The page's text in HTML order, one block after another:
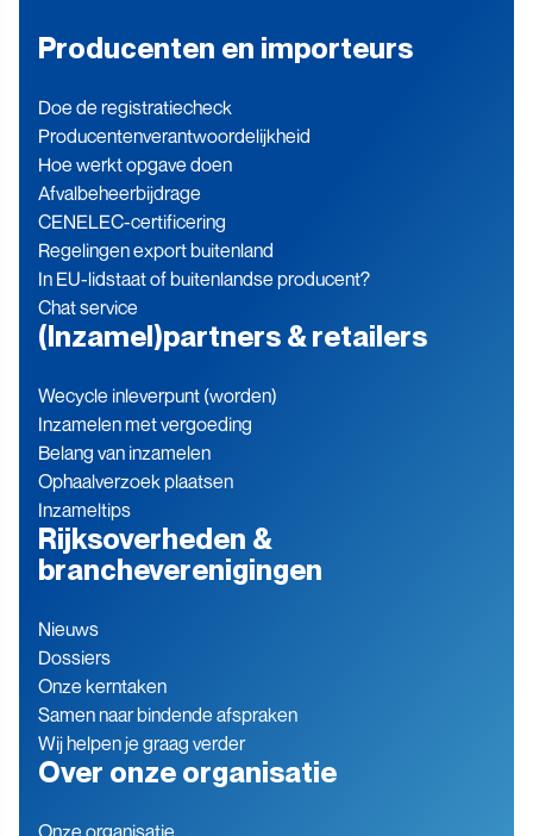
Producenten en importeurs
Doe de registratiecheck
Producenten­verantwoordelijkheid
Hoe werkt opgave doen
Afvalbeheerbijdrage
CENELEC-certificering
Regelingen export buitenland
In EU-lidstaat of buitenlandse producent?
Chat service
(Inzamel)partners & retailers
Wecycle inleverpunt (worden)
Inzamelen met vergoeding
Belang van inzamelen
Ophaalverzoek plaatsen
Inzameltips
Rijksoverheden &
brancheverenigingen
Nieuws
Dossiers
Onze kerntaken
Samen naar bindende afspraken
Wij helpen je graag verder
Over onze organisatie
Onze organisatie